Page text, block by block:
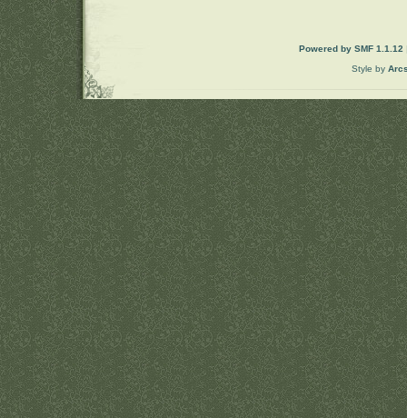
Powered by SMF 1.1.12
Style by